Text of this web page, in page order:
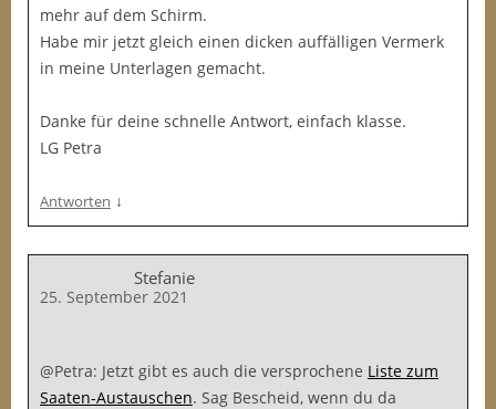
mehr auf dem Schirm.
Habe mir jetzt gleich einen dicken auffälligen Vermerk
in meine Unterlagen gemacht.
Danke für deine schnelle Antwort, einfach klasse.
LG Petra
Antworten ↓
Stefanie
25. September 2021
@Petra: Jetzt gibt es auch die versprochene Liste zum
Saaten-Austauschen. Sag Bescheid, wenn du da